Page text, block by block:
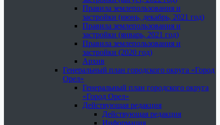
Правила землепользования и
застройки (июнь, декабрь, 2021 год)
Правила землепользования и
застройки (январь, 2021 год)
Правила землепользования и
застройки (2020 год)
Архив
Генеральный план городского округа «Город
Орел»
Генеральный план городского округа
«Город Орел»
Действующая редакция
Действующая редакция
Информация